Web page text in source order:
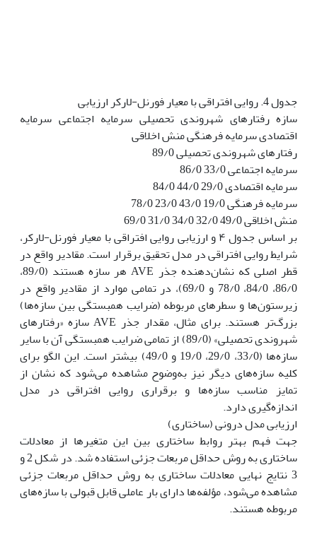
جدول 4. روایی افتراقی با معیار فورنل-لارکر ارزیابی
سازه رفتارهای شهروندی تحصیلی سرمایه اجتماعی سرمایه
اقتصادی سرمایه فرهنگی منش اخلاقی
رفتارهای شهروندی تحصیلی 89/0
سرمایه اجتماعی 33/0 86/0
سرمایه اقتصادی 29/0 44/0 84/0
سرمایه فرهنگی 19/0 43/0 23/0 78/0
منش اخلاقی 49/0 32/0 34/0 31/0 69/0
بر اساس جدول ۴ و ارزیابی روایی افتراقی با معیار فورنل-لارکر،
شرایط روایی افتراقی در مدل تحقیق برقرار است. مقادیر واقع در
قطر اصلی که نشان‌دهنده جذر AVE هر سازه هستند (89/0،
86/0، 84/0، 78/0 و 69/0)، در تمامی موارد از مقادیر واقع در
زیرستون‌ها و سطرهای مربوطه (ضرایب همبستگی بین سازه‌ها)
بزرگ‌تر هستند. برای مثال، مقدار جذر AVE سازه «رفتارهای
شهروندی تحصیلی» (89/0) از تمامی ضرایب همبستگی آن با سایر
سازه‌ها (33/0، 29/0، 19/0 و 49/0) بیشتر است. این الگو برای
کلیه سازه‌های دیگر نیز به‌وضوح مشاهده می‌شود که نشان از
تمایز مناسب سازه‌ها و برقراری روایی افتراقی در مدل
اندازه‌گیری دارد.
ارزیابی مدل درونی (ساختاری)
جهت فهم بهتر روابط ساختاری بین این متغیرها از معادلات
ساختاری به روش حداقل مربعات جزئی استفاده شد. در شکل 2 و
3 نتایج نهایی معادلات ساختاری به روش حداقل مربعات جزئی
مشاهده می‌شود، مؤلفه‌ها دارای بار عاملی قابل قبولی با سازه‌های
مربوطه هستند.